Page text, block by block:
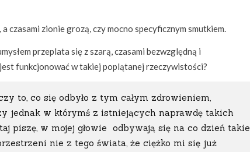
zionie grozą, czy mocno specyficznym smutkiem.
przeplata się z szarą, czasami bezwzględną i
funkcjonować w takiej poplątanej rzeczywistości?
to, co się odbyło z tym całym zdrowieniem,
jednak w którymś z istniejących naprawdę takich
piszę, w mojej głowie odbywają się na co dzień takie
nie z tego świata, że ciężko mi się już